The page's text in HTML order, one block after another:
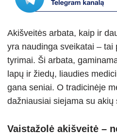
s
p
p
gr
m
e
g
er
e
o
o
k
Akišveitės arbata, kaip ir
yra naudinga sveikatai – tai
tyrimai. Ši arbata,
lapų ir žiedų, liaudies
gana seniai. O tradicinėje
dažniausiai siejama su akių
Vaistažolė akišveitė –